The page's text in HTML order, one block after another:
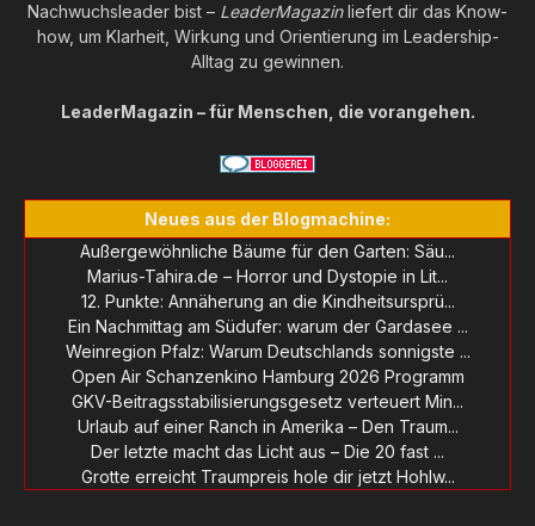
Nachwuchsleader bist – LeaderMagazinliefert dir das Know-
how, um Klarheit, Wirkung und Orientierung im Leadership-
Alltag zu gewinnen.
LeaderMagazin – für Menschen, die vorangehen.
Neues aus der Blogmachine:
Außergewöhnliche Bäume für den Garten: Säu...
Marius-Tahira.de – Horror und Dystopie in Lit...
12. Punkte: Annäherung an die Kindheitsursprü...
Ein Nachmittag am Südufer: warum der Gardasee ...
Weinregion Pfalz: Warum Deutschlands sonnigste ...
Open Air Schanzenkino Hamburg 2026 Programm
GKV-Beitragsstabilisierungsgesetz verteuert Min...
Urlaub auf einer Ranch in Amerika – Den Traum...
Der letzte macht das Licht aus – Die 20 fast ...
Grotte erreicht Traumpreis hole dir jetzt Hohlw...